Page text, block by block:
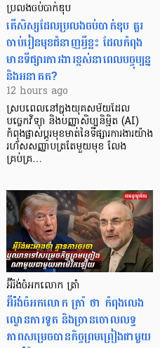
ប្រលងចប់បាក់ឌុប
តើសិស្សដែលប្រលងចប់បាក់ឌុប គួរ
ចាប់រៀនមុខជំនាញអ្វីខ្លះ ដែលកំពុង
មានទីផ្សារការងារខ្ពស់នាពេលបច្ចុប្បន្ន
និងអនាគត?
12 hours ago
ស្របពេលនៅក្នុងយុគសម័យដែល
បច្ចេកវិទ្យា និងបញ្ញាសិប្បនិម្មិត (AI)
កំពុងផ្លាស់ប្តូរមុខមាត់នៃទីផ្សារការងារយ៉ាង
រហ័សសញ្ញាបត្រតែមួយមុខ លែង
គ្រប់គ្រ…
អ៊ីរ៉ង់ចំអកលោក ត្រាំ
អ៊ីរ៉ង់ចំអកលោក ត្រាំ ថា កំពុងលេង
ល្ខោនការទូត និងច្រានចោលលទ្ធ
ភាពសម្រេចបានកិច្ចព្រមព្រៀងជាមួយ